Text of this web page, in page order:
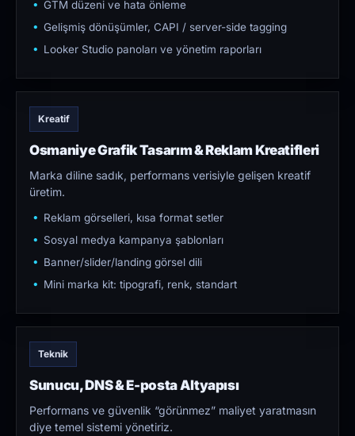
GTM düzeni ve hata önleme
Gelişmiş dönüşümler, CAPI / server-side tagging
Looker Studio panoları ve yönetim raporları
Kreatif
Osmaniye Grafik Tasarım & Reklam Kreatifleri
Marka diline sadık, performans verisiyle gelişen kreatif
üretim.
Reklam görselleri, kısa format setler
Sosyal medya kampanya şablonları
Banner/slider/landing görsel dili
Mini marka kit: tipografi, renk, standart
Teknik
Sunucu, DNS & E-posta Altyapısı
Performans ve güvenlik “görünmez” maliyet yaratmasın
diye temel sistemi yönetiriz.